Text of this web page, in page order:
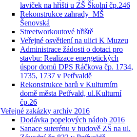
laviček na hřišti u ZŠ Školní čp.246
Rekonstrukce zahrady_MŠ
Šenovská
Streetworkoutové hřiště
Veřejné osvětlení na ulici K Muzeu
Administrace žádosti o dotaci pro
stavbu: Realizace energetických
úspor domů DPS Ráčkova čp. 1734,
1735, 1737 v Petřvaldě
Rekonstrukce barů v Kulturním
domě města Petřvald, ul.Kulturní
čp.26
Veřejné zakázky archív 2016
Dodávka popelových nádob 2016
Sanace suterénu v budově ZŠ na ul.